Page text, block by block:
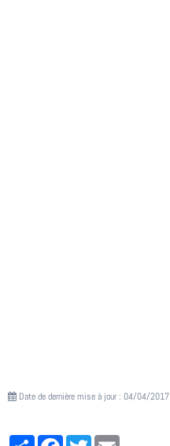
Date de dernière mise à jour : 04/04/2017
PartagerFacebookTwitter